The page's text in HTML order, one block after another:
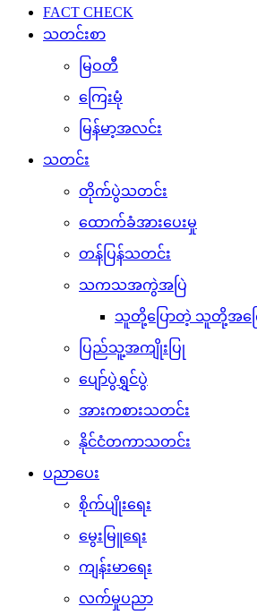
FACT CHECK
သတင်းစာ
မြဝတီ
ကြေးမုံ
မြန်မာ့အလင်း
သတင်း
တိုက်ပွဲသတင်း
ထောက်ခံအားပေးမှု
တန်ပြန်သတင်း
သကသအကွဲအပြဲ
သူတို့ပြောတဲ့ သူတို့အကြ
ပြည်သူ့အကျိုးပြု
ပျော်ပွဲရွှင်ပွဲ
အားကစားသတင်း
နိုင်ငံတကာသတင်း
ပညာပေး
စိုက်ပျိုးရေး
မွေးမြူရေး
ကျန်းမာရေး
လက်မှုပညာ